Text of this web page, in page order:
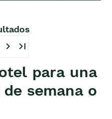
chevron_right last_page
para una
semana o